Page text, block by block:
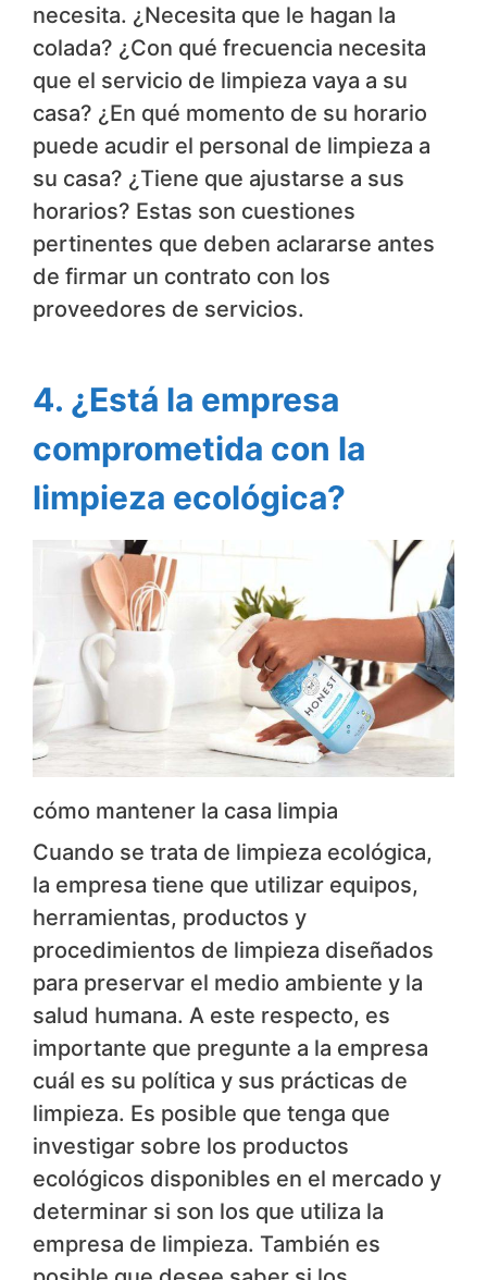
necesita. ¿Necesita que le hagan la
colada? ¿Con qué frecuencia necesita
que el servicio de limpieza vaya a su
casa? ¿En qué momento de su horario
puede acudir el personal de limpieza a
su casa? ¿Tiene que ajustarse a sus
horarios? Estas son cuestiones
pertinentes que deben aclararse antes
de firmar un contrato con los
proveedores de servicios.
4. ¿Está la empresa
comprometida con la
limpieza ecológica?
cómo mantener la casa limpia
Cuando se trata de limpieza ecológica,
la empresa tiene que utilizar equipos,
herramientas, productos y
procedimientos de limpieza diseñados
para preservar el medio ambiente y la
salud humana. A este respecto, es
importante que pregunte a la empresa
cuál es su política y sus prácticas de
limpieza. Es posible que tenga que
investigar sobre los productos
ecológicos disponibles en el mercado y
determinar si son los que utiliza la
empresa de limpieza. También es